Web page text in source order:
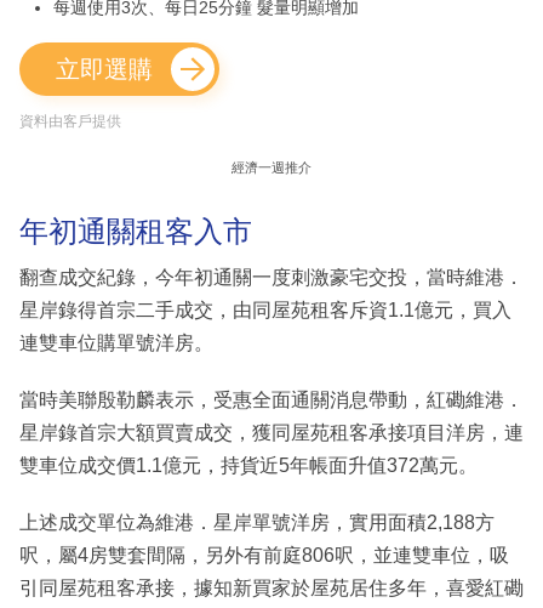
每週使用3次、每日25分鐘 髮量明顯增加
立即選購
資料由客戶提供
經濟一週推介
年初通關租客入市
翻查成交紀錄，今年初通關一度刺激豪宅交投，當時維港．
星岸錄得首宗二手成交，由同屋苑租客斥資1.1億元，買入
連雙車位購單號洋房。
當時美聯殷勒麟表示，受惠全面通關消息帶動，紅磡維港．
星岸錄首宗大額買賣成交，獲同屋苑租客承接項目洋房，連
雙車位成交價1.1億元，持貨近5年帳面升值372萬元。
上述成交單位為維港．星岸單號洋房，實用面積2,188方
呎，屬4房雙套間隔，另外有前庭806呎，並連雙車位，吸
引同屋苑租客承接，據知新買家於屋苑居住多年，喜愛紅磡